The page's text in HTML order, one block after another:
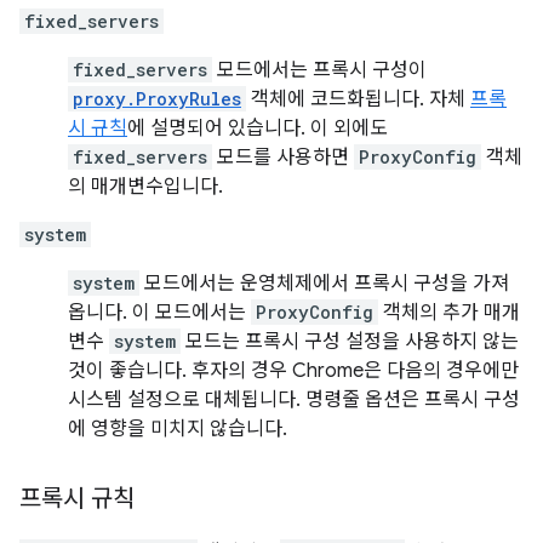
fixed_servers
fixed_servers 모드에서는 프록시 구성이
proxy.ProxyRules 객체에 코드화됩니다. 자체 프록
시 규칙에 설명되어 있습니다. 이 외에도
fixed_servers 모드를 사용하면 ProxyConfig 객체
의 매개변수입니다.
system
system 모드에서는 운영체제에서 프록시 구성을 가져
옵니다. 이 모드에서는 ProxyConfig 객체의 추가 매개
변수 system 모드는 프록시 구성 설정을 사용하지 않는
것이 좋습니다. 후자의 경우 Chrome은 다음의 경우에만
시스템 설정으로 대체됩니다. 명령줄 옵션은 프록시 구성
에 영향을 미치지 않습니다.
프록시 규칙